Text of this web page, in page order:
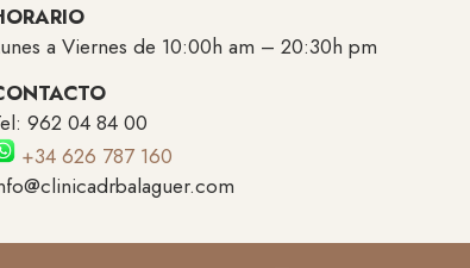
a Viernes de 10:00h am – 20:30h pm
962 04 84 00
+34 626 787 160